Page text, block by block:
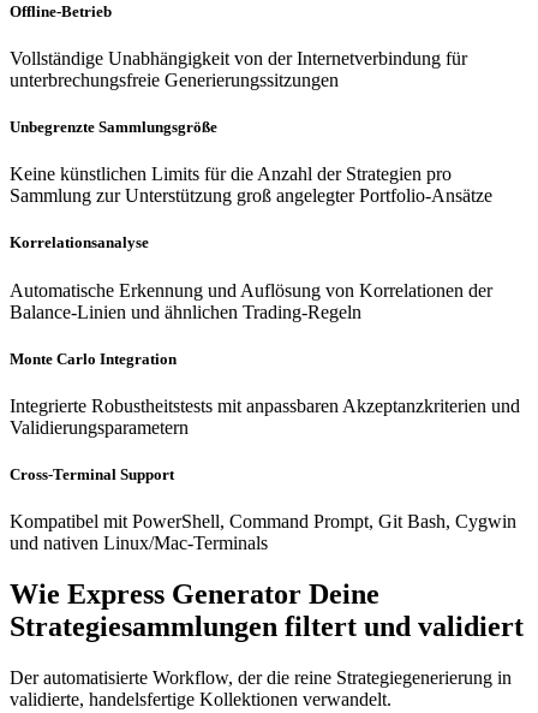
Offline-Betrieb
Vollständige Unabhängigkeit von der Internetverbindung für
unterbrechungsfreie Generierungssitzungen
Unbegrenzte Sammlungsgröße
Keine künstlichen Limits für die Anzahl der Strategien pro
Sammlung zur Unterstützung groß angelegter Portfolio-Ansätze
Korrelationsanalyse
Automatische Erkennung und Auflösung von Korrelationen der
Balance-Linien und ähnlichen Trading-Regeln
Monte Carlo Integration
Integrierte Robustheitstests mit anpassbaren Akzeptanzkriterien und
Validierungsparametern
Cross-Terminal Support
Kompatibel mit PowerShell, Command Prompt, Git Bash, Cygwin
und nativen Linux/Mac-Terminals
Wie Express Generator Deine
Strategiesammlungen filtert und validiert
Der automatisierte Workflow, der die reine Strategiegenerierung in
validierte, handelsfertige Kollektionen verwandelt.